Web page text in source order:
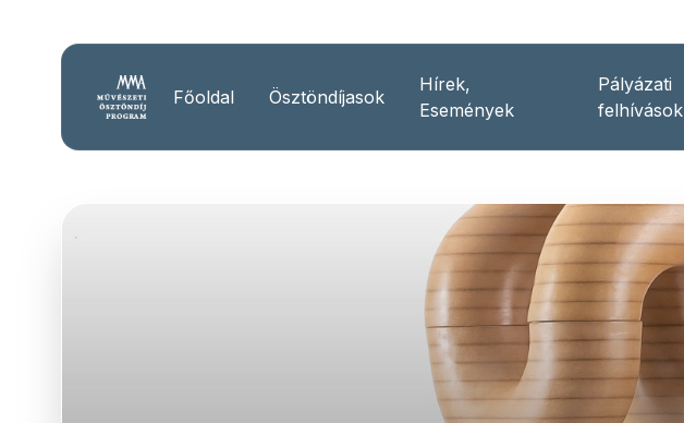
Főoldal Ösztöndíjasok
Hírek,
Események
Pályázati
felhívások